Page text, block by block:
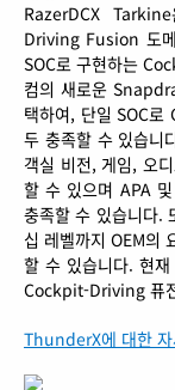
RazerDCX
Driving Fusion 도메
SOC로 구현하는
컴의 새로운
택하여, 단일 SOC
두 충족할 수 있습
객실 비전, 게임, 오
할 수 있으며 APA
충족할 수 있습니다.
십 레벨까지 OEM의
할 수 있습니다. 현
Cockpit-Driving 퓨
ThunderX에 대한